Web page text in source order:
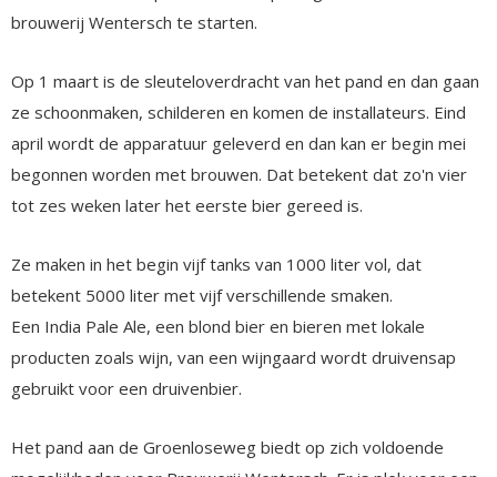
brouwerij Wentersch te starten.
Op 1 maart is de sleuteloverdracht van het pand en dan gaan
ze schoonmaken, schilderen en komen de installateurs. Eind
april wordt de apparatuur geleverd en dan kan er begin mei
begonnen worden met brouwen. Dat betekent dat zo'n vier
tot zes weken later het eerste bier gereed is.
Ze maken in het begin vijf tanks van 1000 liter vol, dat
betekent 5000 liter met vijf verschillende smaken.
Een India Pale Ale, een blond bier en bieren met lokale
producten zoals wijn, van een wijngaard wordt druivensap
gebruikt voor een druivenbier.
Het pand aan de Groenloseweg biedt op zich voldoende